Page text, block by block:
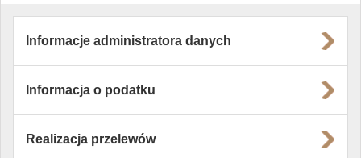
Informacje administratora danych
Informacja o podatku
Realizacja przelewów